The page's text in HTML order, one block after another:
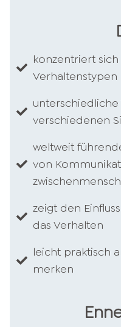
konzentriert
Verhaltenstypen​
verschiedenen
weltweit
von
zeigt den
das Verhalten
leicht praktisch
merken